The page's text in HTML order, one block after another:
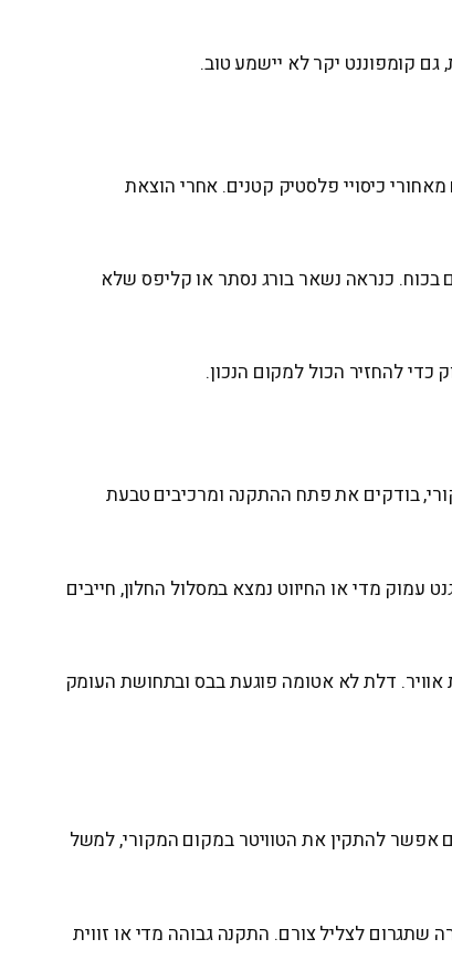
גם קומפוננט יקר לא יישמע טוב.
כיסויי פלסטיק קטנים. אחרי הוצאת
כנראה נשאר בורג נסתר או קליפס שלא
להחזיר הכול למקום הנכון.
בודקים את פתח ההתקנה ומרכיבים טבעת
עמוק מדי או החיווט נמצא במסלול החלון, חייבים
דלת לא אטומה פוגעת בבס ובתחושת העומק
אפשר להתקין את הטוויטר במקום המקורי, למשל
שתגרום לצליל צורם. התקנה גבוהה מדי או זווית